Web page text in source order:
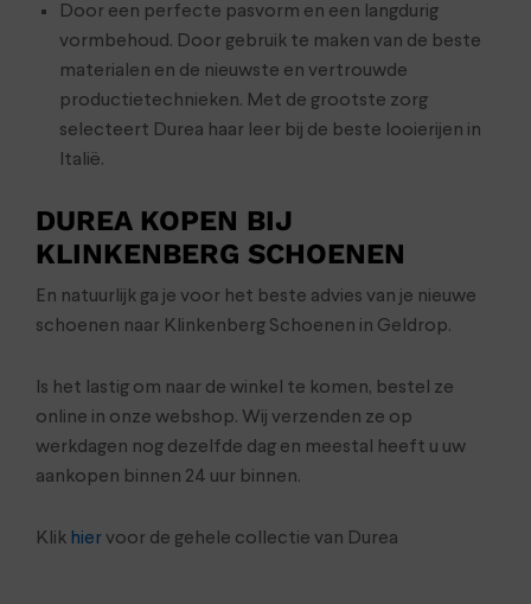
Door een perfecte pasvorm en een langdurig
vormbehoud. Door gebruik te maken van de beste
materialen en de nieuwste en vertrouwde
productietechnieken. Met de grootste zorg
selecteert Durea haar leer bij de beste looierijen in
Italië.
DUREA KOPEN BIJ
KLINKENBERG SCHOENEN
En natuurlijk ga je voor het beste advies van je nieuwe
schoenen naar Klinkenberg Schoenen in Geldrop.
Is het lastig om naar de winkel te komen, bestel ze
online in onze webshop. Wij verzenden ze op
werkdagen nog dezelfde dag en meestal heeft u uw
aankopen binnen 24 uur binnen.
Klik hiervoor de gehele collectie van Durea